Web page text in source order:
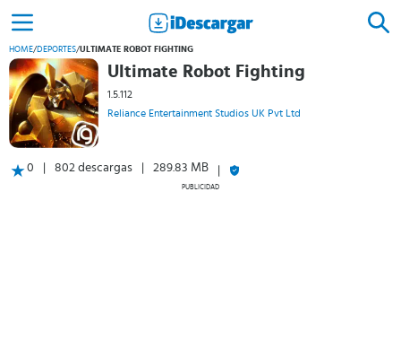
HOME/DEPORTES/ULTIMATE ROBOT FIGHTING
Ultimate Robot Fighting
1.5.112
Reliance Entertainment Studios UK Pvt Ltd
0 802 descargas 289.83 MB
PUBLICIDAD